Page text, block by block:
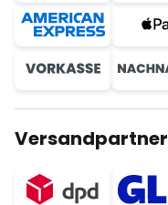
Versandpartner